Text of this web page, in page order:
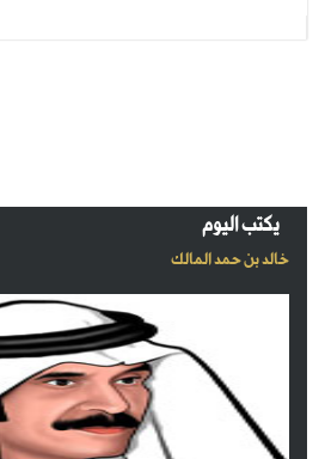
يكتب اليوم
خالد بن حمد المالك